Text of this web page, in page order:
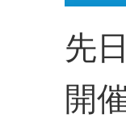
先
開